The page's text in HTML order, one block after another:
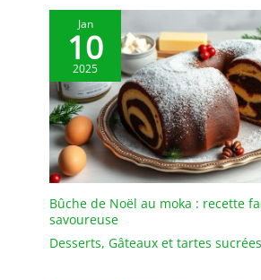
décoration
avec cet
panneaux
forme de
fabriqué à
carton léger
durable
affichages
d'horreur
Jan
10
2025
Bûche de Noël au moka : recette
savoureuse
Desserts, Gâteaux et tartes sucrées